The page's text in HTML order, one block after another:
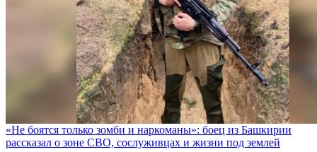
«Не боятся только зомби и наркоманы»: боец из Башкирии
рассказал о зоне СВО, сослуживцах и жизни под землей